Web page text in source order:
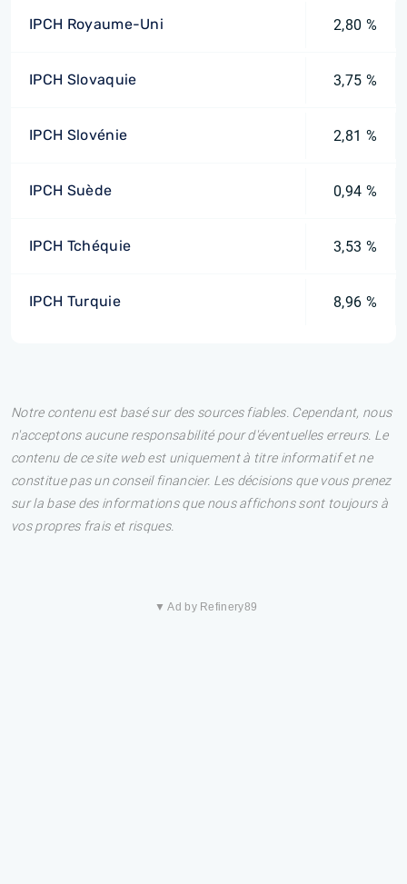
IPCH Royaume-Uni 2,80 %
IPCH Slovaquie 3,75 %
IPCH Slovénie 2,81 %
IPCH Suède 0,94 %
IPCH Tchéquie 3,53 %
IPCH Turquie 8,96 %
Notre contenu est basé sur des sources fiables. Cependant, nous
n'acceptons aucune responsabilité pour d'éventuelles erreurs. Le
contenu de ce site web est uniquement à titre informatif et ne
constitue pas un conseil financier. Les décisions que vous prenez
sur la base des informations que nous affichons sont toujours à
vos propres frais et risques.
▼ Ad by Refinery89